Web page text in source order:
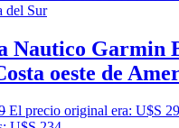
Nautico Garmin
oeste de
El precio original era: U$S